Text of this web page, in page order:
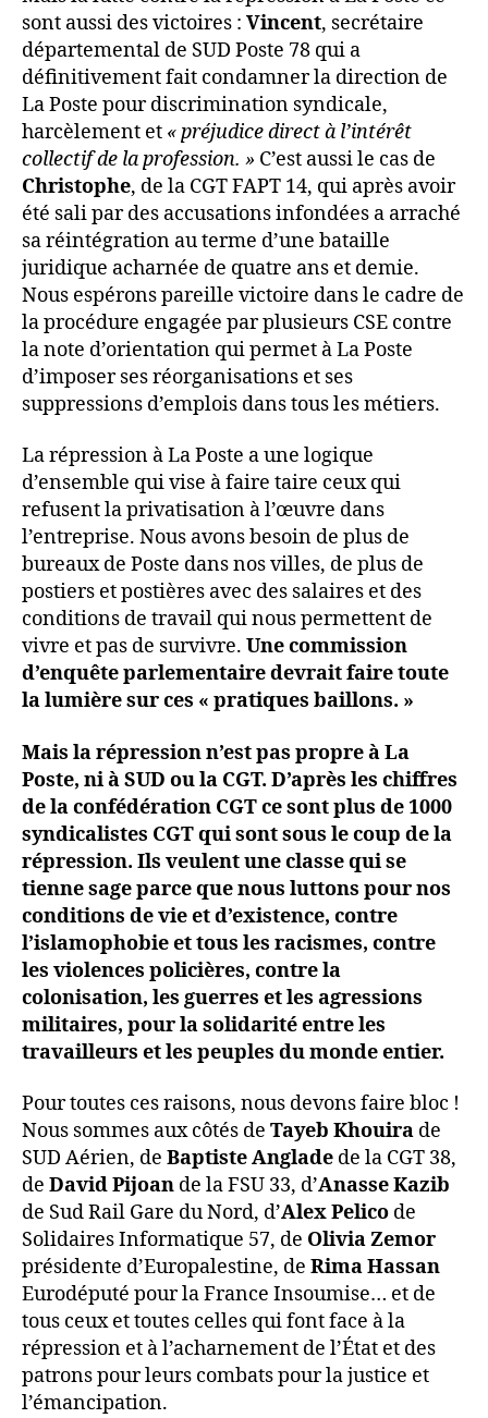
sont aussi des victoires : Vincent, secrétaire
départemental de SUD Poste 78 qui a
définitivement fait condamner la direction de
La Poste pour discrimination syndicale,
harcèlement et « préjudice direct à l’intérêt
collectif de la profession. » C’est aussi le cas de
Christophe, de la CGT FAPT 14, qui après avoir
été sali par des accusations infondées a arraché
sa réintégration au terme d’une bataille
juridique acharnée de quatre ans et demie.
Nous espérons pareille victoire dans le cadre de
la procédure engagée par plusieurs CSE contre
la note d’orientation qui permet à La Poste
d’imposer ses réorganisations et ses
suppressions d’emplois dans tous les métiers.
La répression à La Poste a une logique
d’ensemble qui vise à faire taire ceux qui
refusent la privatisation à l’œuvre dans
l’entreprise. Nous avons besoin de plus de
bureaux de Poste dans nos villes, de plus de
postiers et postières avec des salaires et des
conditions de travail qui nous permettent de
vivre et pas de survivre. Une commission
d’enquête parlementaire devrait faire toute
la lumière sur ces « pratiques baillons. »
Mais la répression n’est pas propre à La
Poste, ni à SUD ou la CGT. D’après les chiffres
de la confédération CGT ce sont plus de 1000
syndicalistes CGT qui sont sous le coup de la
répression. Ils veulent une classe qui se
tienne sage parce que nous luttons pour nos
conditions de vie et d’existence, contre
l’islamophobie et tous les racismes, contre
les violences policières, contre la
colonisation, les guerres et les agressions
militaires, pour la solidarité entre les
travailleurs et les peuples du monde entier.
Pour toutes ces raisons, nous devons faire bloc !
Nous sommes aux côtés de Tayeb Khouira de
SUD Aérien, de BaptisteAnglade de la CGT 38,
de DavidPijoan de la FSU 33, d’Anasse Kazib
de Sud Rail Gare du Nord, d’Alex Pelico de
Solidaires Informatique 57, de Olivia Zemor
présidente d’Europalestine, de Rima Hassan
Eurodéputé pour la France Insoumise… et de
tous ceux et toutes celles qui font face à la
répression et à l’acharnement de l’État et des
patrons pour leurs combats pour la justice et
l’émancipation.